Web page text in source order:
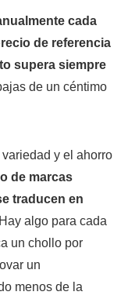
cada
de referencia
supera siempre
de un céntimo
y el ahorro
de marcas
traducen en
algo para cada
un chollo por
un
menos de la